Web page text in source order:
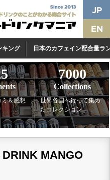
キング 日本のカフェイン配合量ラ
＆感想
7000
Collections
世界各国へ行って集め
たコレクション
MANGO